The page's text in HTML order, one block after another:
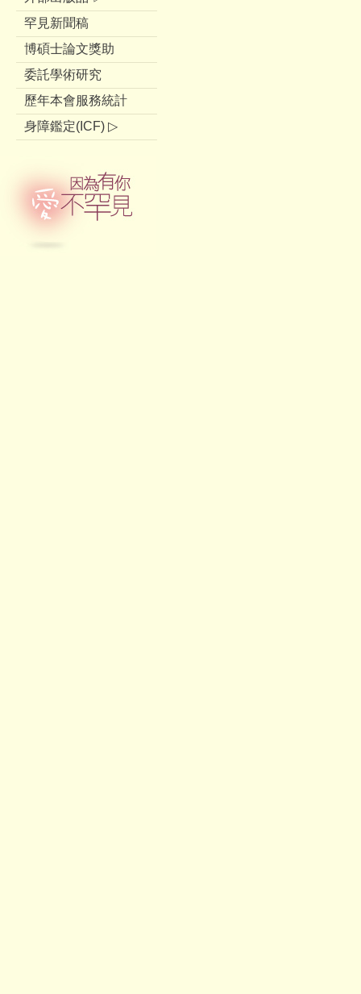
罕見新聞稿
博碩士論文獎助
委託學術研究
歷年本會服務統計
身障鑑定(ICF) ▷